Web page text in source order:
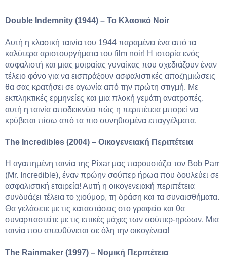
Double Indemnity (1944) – Το Κλασικό Noir
Αυτή η κλασική ταινία του 1944 παραμένει ένα από τα
καλύτερα αριστουργήματα του film noir! Η ιστορία ενός
ασφαλιστή και μιας μοιραίας γυναίκας που σχεδιάζουν έναν
τέλειο φόνο για να εισπράξουν ασφαλιστικές αποζημιώσεις
θα σας κρατήσει σε αγωνία από την πρώτη στιγμή. Με
εκπληκτικές ερμηνείες και μια πλοκή γεμάτη ανατροπές,
αυτή η ταινία αποδεικνύει πώς η περιπέτεια μπορεί να
κρύβεται πίσω από τα πιο συνηθισμένα επαγγέλματα.
The Incredibles (2004) – Οικογενειακή Περιπέτεια
Η αγαπημένη ταινία της Pixar μας παρουσιάζει τον Bob Parr
(Mr. Incredible), έναν πρώην σούπερ ήρωα που δουλεύει σε
ασφαλιστική εταιρεία! Αυτή η οικογενειακή περιπέτεια
συνδυάζει τέλεια το χιούμορ, τη δράση και τα συναισθήματα.
Θα γελάσετε με τις καταστάσεις στο γραφείο και θα
συναρπαστείτε με τις επικές μάχες των σούπερ-ηρώων. Μια
ταινία που απευθύνεται σε όλη την οικογένεια!
The Rainmaker (1997) – Νομική Περιπέτεια